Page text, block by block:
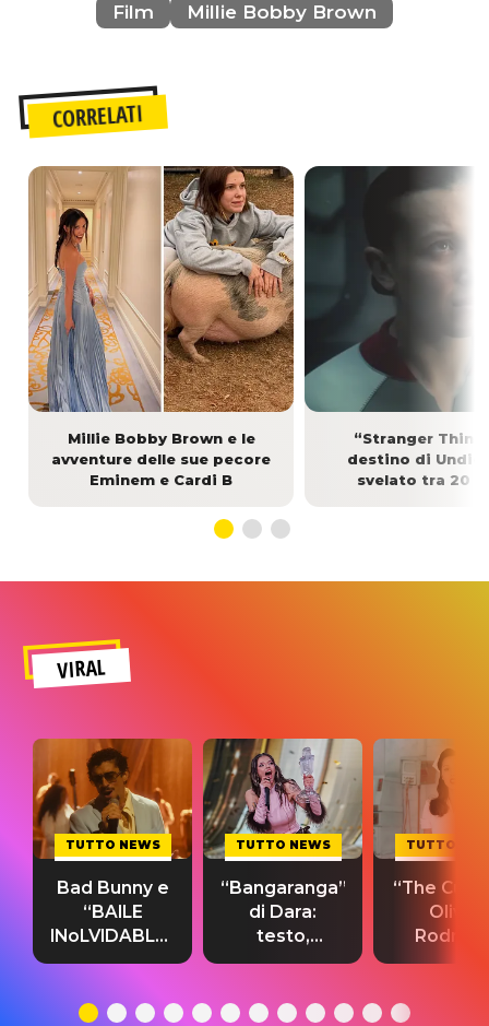
Film Millie Bobby Brown
CORRELATI
Millie Bobby Brown e le
avventure delle sue pecore
Eminem e Cardi B
“Stranger
destino di
svelato tra 20
VIRAL
TUTTO NEWS
Bad Bunny e
“BAILE
INoLVIDABLE”:
testo,
significato
TUTTO NEWS
“Bangaranga”
di Dara:
testo,
traduzione e
del singolo
TUTTO
“The
Olivia
testo,